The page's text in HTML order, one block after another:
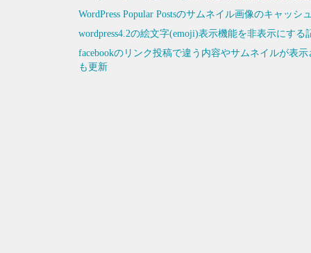
WordPress Popular Postsのサムネイル画像のキャッシ
wordpress4.2の絵文字(emoji)表示機能を非表示にす
facebookのリンク投稿で違う内容やサムネイルが表
も更新